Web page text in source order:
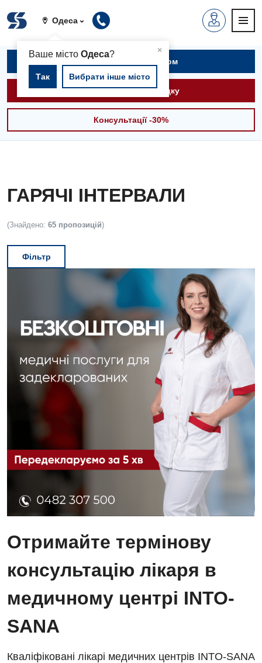
Одеса
×
Ваше містоОдеса?
Так Вибрати інше місто
Записатися на прийом
Викликати швидку
Консультації -30%
ГАРЯЧІ ІНТЕРВАЛИ
(Знайдено: 65 пропозицій)
Фільтр
Отримайте термінову
консультацію лікаря в
медичному центрі INTO-
SANA
Кваліфіковані лікарі медичних центрів INTO-SANA